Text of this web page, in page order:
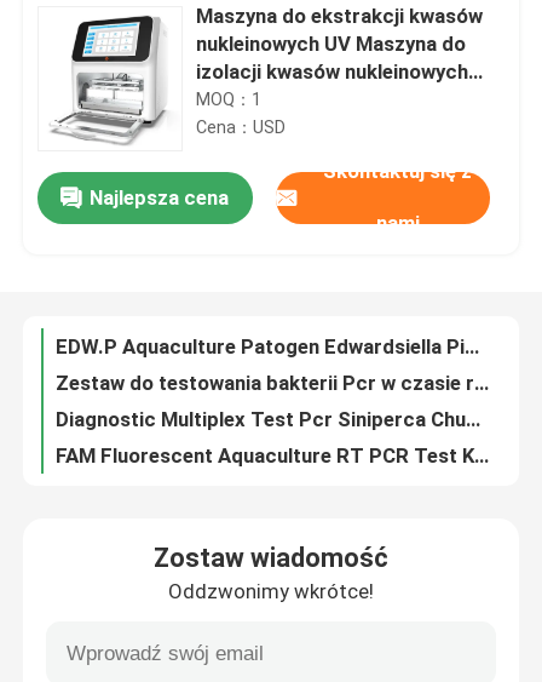
Produkty
Filmy
Pokaz VR
Wycieczka po fabryce
Sprawy
Maszyna do ekstrakcji kwasów
nukleinowych UV Maszyna do
izolacji kwasów nukleinowych
DNA RNA CE
MOQ：1
Cena：USD
Najlepsza cena
Skontaktuj się z
nami
EDW.P Aquaculture Patogen Edwardsiella Piscicida Wirus posocznicy RT PCR Kit
Zestaw do testowania bakterii Pcr w czasie rzeczywistym Zestaw do testów wibracyjnych HEX Fluorescent QPCR Detection
Diagnostic Multiplex Test Pcr Siniperca Chuatsi Rhabdovirus Nucleic Acid Test Kit
FAM Fluorescent Aquaculture RT PCR Test Kit Siniperca Chuatsi Rhabdovirus SCRV
Zostaw wiadomość
Oddzwonimy wkrótce!